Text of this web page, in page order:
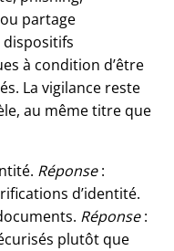
partage
à condition d’être
La vigilance reste
au même titre que
Réponse:
d’identité.
Réponse:
plutôt que